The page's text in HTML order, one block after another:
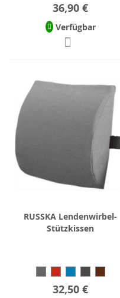
36,90 €
Verfügbar
RUSSKA Lendenwirbel-
Stützkissen
32,50 €